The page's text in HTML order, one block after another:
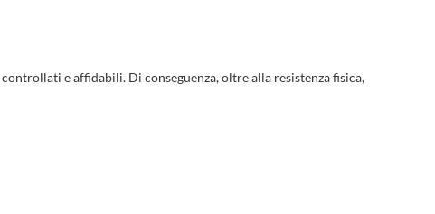
e affidabili. Di conseguenza, oltre alla resistenza fisica,